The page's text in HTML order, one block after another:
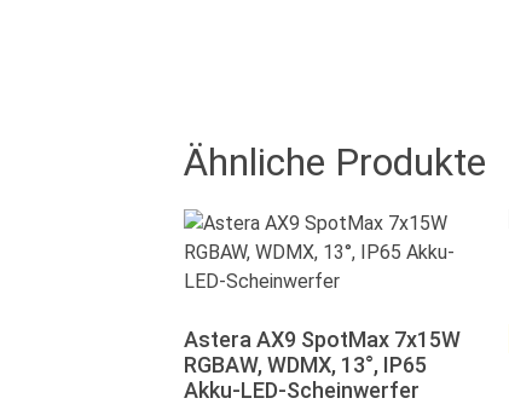
Ähnliche Produkte
Astera AX9 SpotMax 7x15W
RGBAW, WDMX, 13°, IP65
Akku-LED-Scheinwerfer